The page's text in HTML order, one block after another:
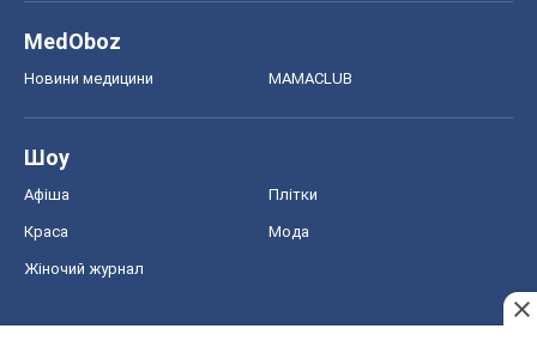
MedOboz
Новини медицини MAMACLUB
Шоу
Афіша Плітки
Краса Мода
Жіночий журнал